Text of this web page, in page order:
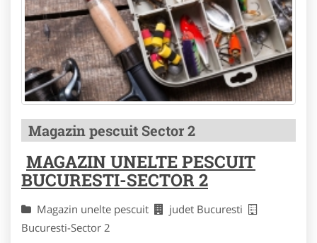
Magazin pescuit Sector 2
MAGAZIN UNELTE PESCUIT
BUCURESTI-SECTOR 2
Magazin unelte pescuit
judet Bucuresti
Bucuresti-Sector 2